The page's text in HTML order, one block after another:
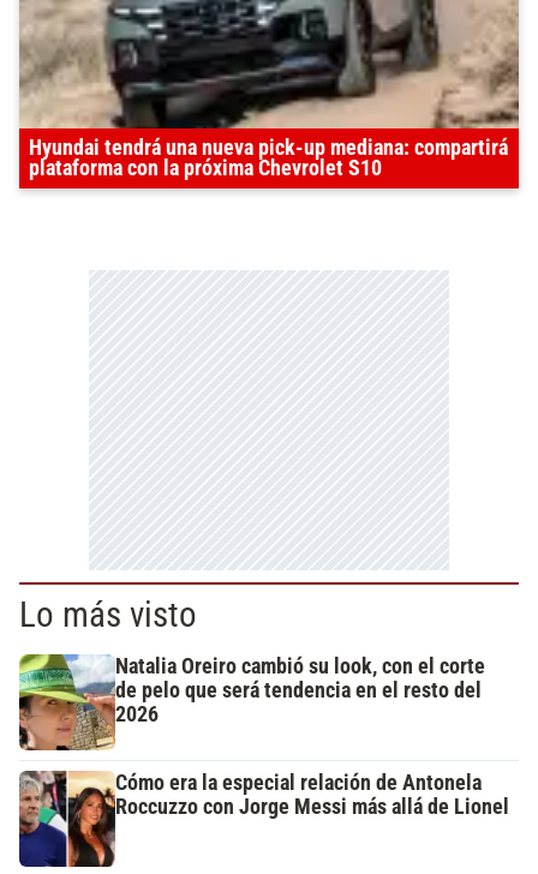
Hyundai tendrá una nueva pick-up mediana: compartirá
plataforma con la próxima Chevrolet S10
Lo más visto
Natalia Oreiro cambió su look, con el corte
de pelo que será tendencia en el resto del
2026
Cómo era la especial relación de Antonela
Roccuzzo con Jorge Messi más allá de Lionel